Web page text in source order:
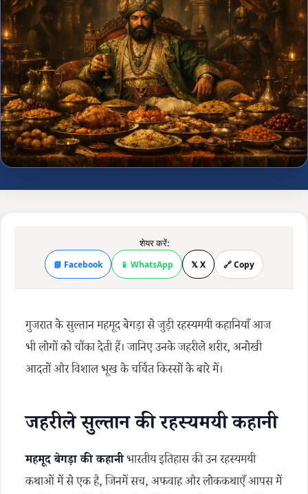
शेयर करें:
📘 Facebook 📱 WhatsApp 𝕏 X 🔗 Copy
गुजरात के सुल्तान महमूद बेगड़ा से जुड़ी रहस्यमयी कहानियाँ आज
भी लोगों को चौंका देती हैं। जानिए उनके जहरीले शरीर, अनोखी
आदतों और विशाल भूख के चर्चित किस्सों के बारे में।
जहरीले सुल्तान की रहस्यमयी कहानी
महमूद बेगड़ा की कहानीभारतीय इतिहास की उन रहस्यमयी
कथाओं में से एक है, जिनमें सच, अफवाह और लोककथाएँ आपस में